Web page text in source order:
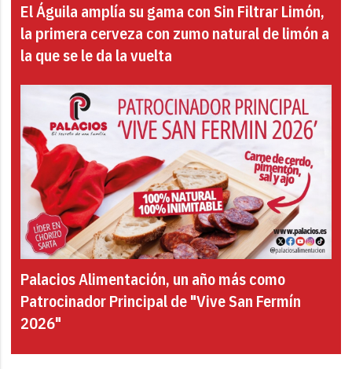
El Águila amplía su gama con Sin Filtrar Limón,
la primera cerveza con zumo natural de limón a
la que se le da la vuelta
Palacios Alimentación, un año más como
Patrocinador Principal de "Vive San Fermín
2026"